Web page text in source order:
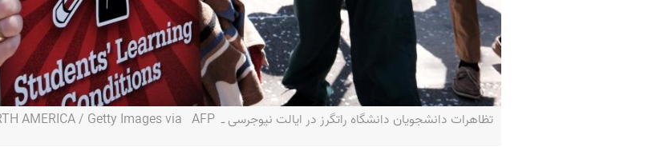
تظاهرات دانشجویان دانشگاه راتگرز در ایالت نیوجرسی ـ SPENCER PLATT / GETTY IMAGES NORTH AMERICA / Getty Images via AFP